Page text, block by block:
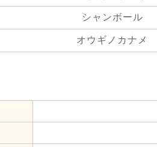
シャンボール
オウギノカナメ